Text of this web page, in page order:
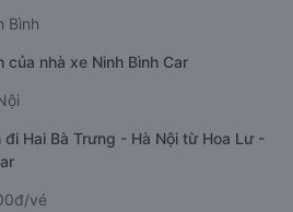
Bình
nhà xe Ninh Bình Car
Hai Bà Trưng - Hà Nội từ Hoa Lư -
vé